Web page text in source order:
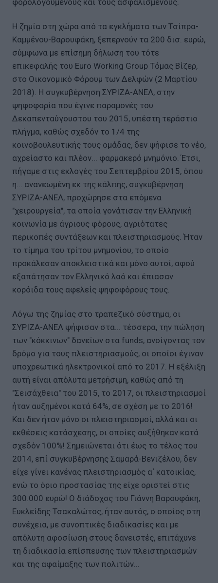
φορολογούμενους και τους ασφαλισμένους.
Η ζημία στη χώρα από τα εγκλήματα των Τσίπρα-
Καμμένου-Βαρουφάκη, ξεπερνούν τα 200 δισ. ευρώ,
σύμφωνα με επίσημη δήλωση του τότε
επικεφαλής του Euro Working Group Τόμας Βίζερ,
στο Οικονομικό Φόρουμ των Δελφών (2 Μαρτίου
2018). Η συγκυβέρνηση ΣΥΡΙΖΑ-ΑΝΕΛ, στην
ψηφοφορία που έγινε παραμονές του
Δεκαπενταύγουστου του 2015, υπέστη τεράστιο
πλήγμα, καθώς σχεδόν το 1/4 της
κοινοβουλευτικής τους ομάδας, δεν ψήφισε το νέο,
αχρείαστο και πλέον... φαρμακερό μνημόνιο. Έτσι,
πήγαμε στις εκλογές του Σεπτεμβρίου 2015, όπου
η... ανανεωμένη εκ της κάλπης, συγκυβέρνηση
ΣΥΡΙΖΑ-ΑΝΕΛ, προχώρησε στα επόμενα
"χειρουργεία", τα οποία γονάτισαν την Ελληνική
κοινωνία με άγριους φόρους, αγριότατες
περικοπές συντάξεων και πλειστηριασμούς. Ήταν
το τίμημα του τρίτου μνημονίου, το οποίο
προκάλεσαν αποκλειστικά και μόνο αυτοί, αφού
εξαπάτησαν τον Ελληνικό λαό και έπιασαν
κορόιδα τους αφελείς ψηφοφόρους τους.
Λόγω της ζημίας στο τραπεζικό σύστημα, οι
ΣΥΡΙΖΑ-ΑΝΕΛ ψήφισαν στα... τέσσερα, την πώληση
των "κόκκινων" δανείων στα funds, ανοίγοντας τον
δρόμο για τους πλειστηριασμούς, οι οποίοι έγιναν
υποχρεωτικά ηλεκτρονικοί από το 2017. Η εξέλιξη
αυτή είναι απόλυτα μετρήσιμη, καθώς από τη
"Σεισάχθεια" του 2015, το 2017, οι πλειστηριασμοί
ήταν αυξημένοι κατά 64%, σε σχέση με το 2016!
Και δεν ήταν μόνο οι πλειστηριασμοί, αλλά και οι
εκθέσεις κατάσχεσης, οι οποίες αυξήθηκαν κατά
σχεδόν 100%! Σημειώνεται ότι έως το τέλος του
2014, επί συγκυβέρνησης Σαμαρά-Βενιζέλου, δεν
είχε γίνει κανένας πλειστηριασμός α΄ κατοικίας,
ενώ το όριο προστασίας της είχε οριστεί στις
300.000 ευρώ! Ο διάδοχος του Γιάννη Βαρουφάκη,
Ευκλείδης Τσακαλώτος, ήταν αυτός, ο οποίος στη
συνέχεια, με συνοπτικές διαδικασίες και με
απόλυτη αφοσίωση στους δανειστές, επιτάχυνε
τη διαδικασία επίσπευσης των πλειστηριασμών
και της αφαίμαξης των πολιτών...